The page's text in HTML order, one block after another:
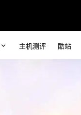
主机测评 酷站